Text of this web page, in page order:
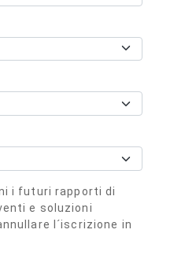
i futuri rapporti di
e soluzioni
l´iscrizione in